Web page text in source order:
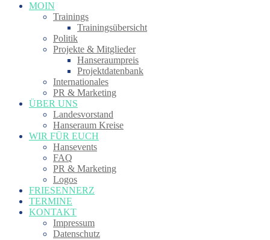
MOIN
Trainings
Trainingsübersicht
Politik
Projekte & Mitglieder
Hanseraumpreis
Projektdatenbank
Internationales
PR & Marketing
ÜBER UNS
Landesvorstand
Hanseraum Kreise
WIR FÜR EUCH
Hansevents
FAQ
PR & Marketing
Logos
FRIESENNERZ
TERMINE
KONTAKT
Impressum
Datenschutz